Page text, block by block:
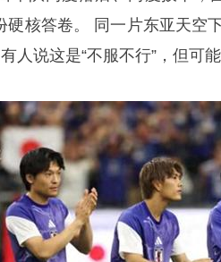
硬核答卷。 同一片东亚天空
人说这是“不服不行”，但可